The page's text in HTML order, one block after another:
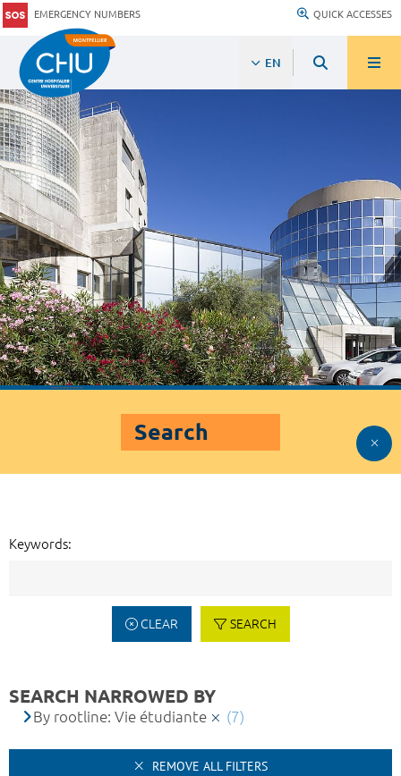
EMERGENCY NUMBERS QUICK ACCESSES
EN
Search
Keywords:
CLEAR SEARCH
SEARCH NARROWED BY
By rootline: Vie étudiante (7)
REMOVE ALL FILTERS